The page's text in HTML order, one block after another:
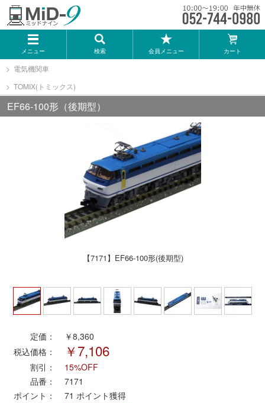
メニュー 検索 会員メニュー カート
メーカー一覧
TOMIX
KATO
Bトレインショーティー
タカラトミー（プラレール）
ポポンデッタ
さんけい
トラムウェイ
電気機関車
TOMIX(トミックス)
EF66-100形（後期型）
【7171】EF66-100形(後期型)
定価：
￥8,360
税込価格：
￥7,106
割引：
15%OFF
品番：
7171
ポイント：
71 ポイント獲得